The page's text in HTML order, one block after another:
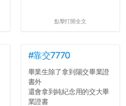
點擊打開全文
#靠交7770
畢業生除了拿到陽交畢業證
書外
還會拿到純紀念用的交大畢
業證書